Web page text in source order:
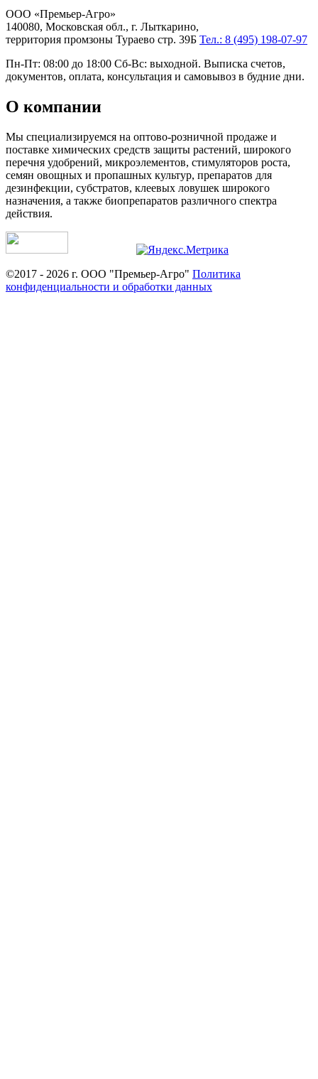
ООО «Премьер-Агро»
140080, Московская обл., г. Лыткарино,
территория промзоны Тураево стр. 39Б Тел.: 8 (495) 198-07-97
Пн-Пт: 08:00 до 18:00 Сб-Вс: выходной. Выписка счетов,
документов, оплата, консультация и самовывоз в будние дни.
О компании
Мы специализируемся на оптово-розничной продаже и
поставке химических средств защиты растений, широкого
перечня удобрений, микроэлементов, стимуляторов роста,
семян овощных и пропашных культур, препаратов для
дезинфекции, субстратов, клеевых ловушек широкого
назначения, а также биопрепаратов различного спектра
действия.
©2017 - 2026 г. ООО "Премьер-Агро" Политика
конфиденциальности и обработки данных